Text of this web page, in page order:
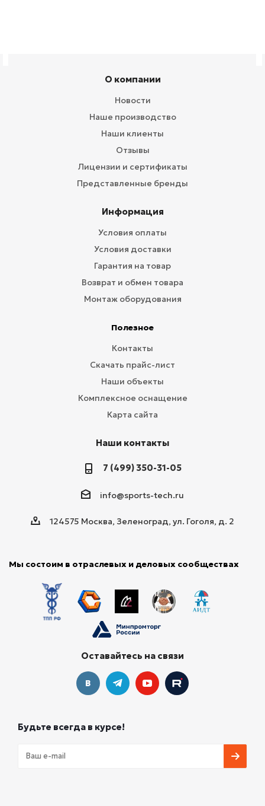
О компании
Новости
Наше производство
Наши клиенты
Отзывы
Лицензии и сертификаты
Представленные бренды
Информация
Условия оплаты
Условия доставки
Гарантия на товар
Возврат и обмен товара
Монтаж оборудования
Полезное
Контакты
Скачать прайс-лист
Наши объекты
Комплексное оснащение
Карта сайта
Наши контакты
7 (499) 350-31-05
info@sports-tech.ru
124575 Москва, Зеленоград, ул. Гоголя, д. 2
Мы состоим в отраслевых и деловых сообществах
Оставайтесь на связи
Будьте всегда в курсе!